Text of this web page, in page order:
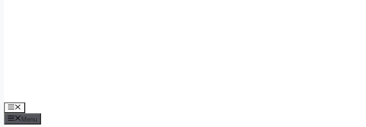
Menu
Menu